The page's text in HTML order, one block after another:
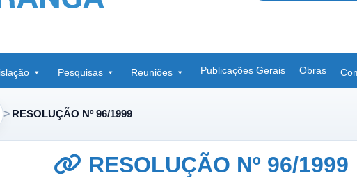
Pesquisas Reuniões Publicações Gerais Obras
RESOLUÇÃO Nº 96/1999
RESOLUÇÃO Nº 96/1999